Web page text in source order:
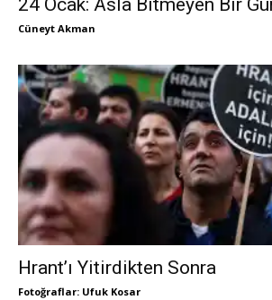
24 Ocak: Asla Bitmeyen Bir
Cüneyt Akman
Hrant’ı Yitirdikten Sonra
Fotoğraflar: Ufuk Kosar